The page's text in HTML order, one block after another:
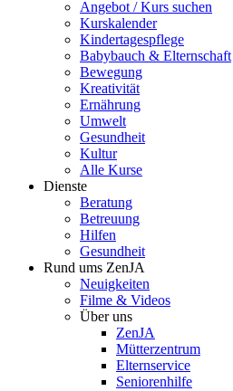
Angebot / Kurs suchen
Kurskalender
Kindertagespflege
Babybauch & Elternschaft
Bewegung
Kreativität
Ernährung
Umwelt
Gesundheit
Kultur
Alle Kurse
Dienste
Beratung
Betreuung
Hilfen
Gesundheit
Rund ums ZenJA
Neuigkeiten
Filme & Videos
Über uns
ZenJA
Mütterzentrum
Elternservice
Seniorenhilfe